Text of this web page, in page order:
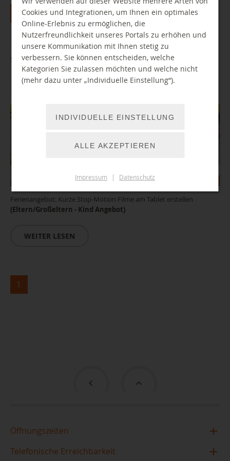
Alle Jan Feb Mar Apr Mai Jun
Aug
Sep Okt Nov Dez
Stop Motion - Mein erster eigener Film
Ferienangebot: Kurze Stop-Motion Filme am Tablet erstellen
(Eltern/Großeltern - Kind Angebot)
WEITER LESEN
1
Öffnungszeiten
Zentralbibliothek im TIETZ
Telefonische Erreichbarkeit
Cookies und Integrationen, um Ihnen ein optimales
Online-Erlebnis zu ermöglichen, die
Nutzerfreundlichkeit unseres Portals zu erhöhen und
unsere Kommunikation mit Ihnen stetig zu
verbessern. Sie können entscheiden, welche
Kategorien Sie zulassen möchten und welche nicht
(mehr dazu unter „Individuelle Einstellung“).
INDIVIDUELLE EINSTELLUNG
ALLE AKZEPTIEREN
Impressum | Datenschutz